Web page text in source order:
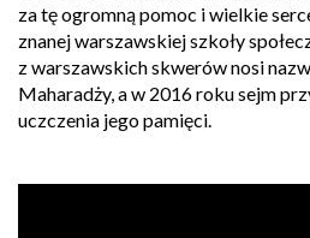
za tę ogromną pomoc i wielkie
znanej warszawskiej szkoły
z warszawskich skwerów nosi
Maharadży, a w 2016 roku sejm
uczczenia jego pamięci.